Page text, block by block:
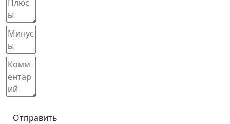
Отправить